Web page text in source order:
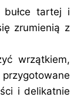
bułce tartej i
zrumienią z
wrzątkiem,
i delikatnie